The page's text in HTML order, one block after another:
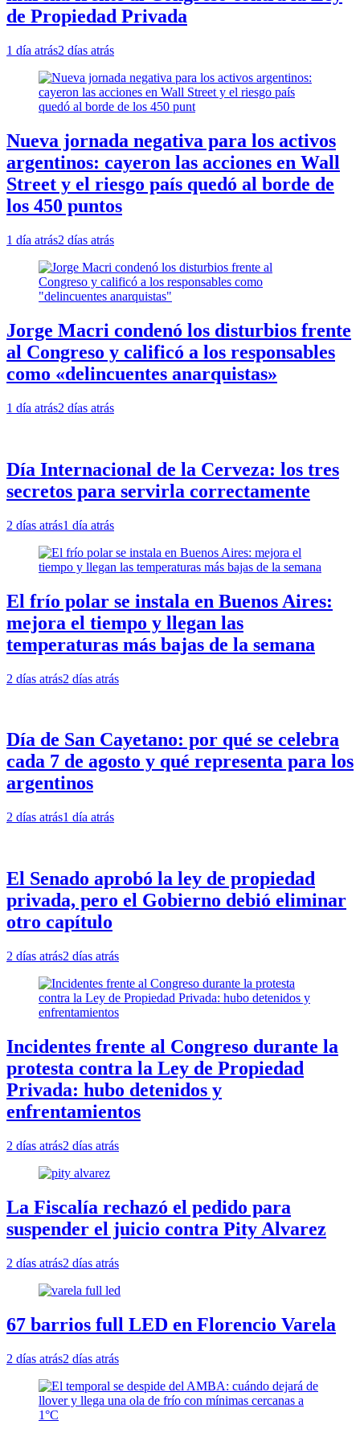
de Propiedad Privada
1 día atrás2 días atrás
Nueva jornada negativa para los activos
argentinos: cayeron las acciones en Wall
Street y el riesgo país quedó al borde de
los 450 puntos
1 día atrás2 días atrás
Jorge Macri condenó los disturbios frente
al Congreso y calificó a los responsables
como «delincuentes anarquistas»
1 día atrás2 días atrás
Día Internacional de la Cerveza: los tres
secretos para servirla correctamente
2 días atrás1 día atrás
El frío polar se instala en Buenos Aires:
mejora el tiempo y llegan las
temperaturas más bajas de la semana
2 días atrás2 días atrás
Día de San Cayetano: por qué se celebra
cada 7 de agosto y qué representa para los
argentinos
2 días atrás1 día atrás
El Senado aprobó la ley de propiedad
privada, pero el Gobierno debió eliminar
otro capítulo
2 días atrás2 días atrás
Incidentes frente al Congreso durante la
protesta contra la Ley de Propiedad
Privada: hubo detenidos y
enfrentamientos
2 días atrás2 días atrás
La Fiscalía rechazó el pedido para
suspender el juicio contra Pity Alvarez
2 días atrás2 días atrás
67 barrios full LED en Florencio Varela
2 días atrás2 días atrás